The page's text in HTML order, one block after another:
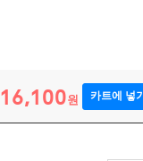
16,100원 카트에 넣기